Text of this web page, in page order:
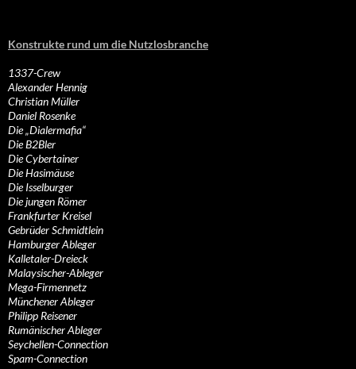
Konstrukte rund um die Nutzlosbranche
1337-Crew
Alexander Hennig
Christian Müller
Daniel Rosenke
Die „Dialermafia“
Die B2Bler
Die Cybertainer
Die Hasimäuse
Die Isselburger
Die jungen Römer
Frankfurter Kreisel
Gebrüder Schmidtlein
Hamburger Ableger
Kalletaler-Dreieck
Malaysischer-Ableger
Mega-Firmennetz
Münchener Ableger
Philipp Reisener
Rumänischer Ableger
Seychellen-Connection
Spam-Connection